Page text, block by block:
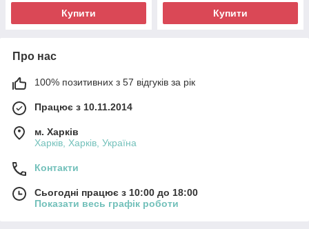
Купити Купити
Про нас
100% позитивних з 57 відгуків за рік
Працює з 10.11.2014
м. Харків
Харків, Харків, Україна
Контакти
Сьогодні працює з 10:00 до 18:00
Показати весь графік роботи